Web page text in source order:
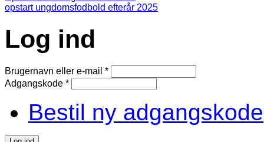
opstart ungdomsfodbold efterår 2025
Log ind
Brugernavn eller e-mail *
Adgangskode *
Bestil ny adgangskode